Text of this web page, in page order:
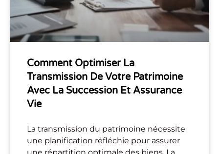
Comment Optimiser La
Transmission De Votre Patrimoine
Avec La Succession Et Assurance
Vie
La transmission du patrimoine nécessite
une planification réfléchie pour assurer
une répartition optimale des biens. La